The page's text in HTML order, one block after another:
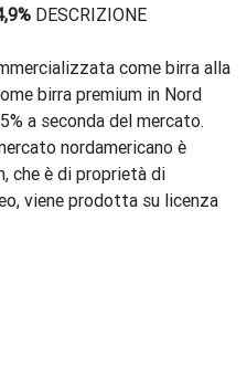
DESCRIZIONE
come birra alla
birra premium in Nord
a seconda del mercato.
nordamericano è
che è di proprietà di
viene prodotta su licenza